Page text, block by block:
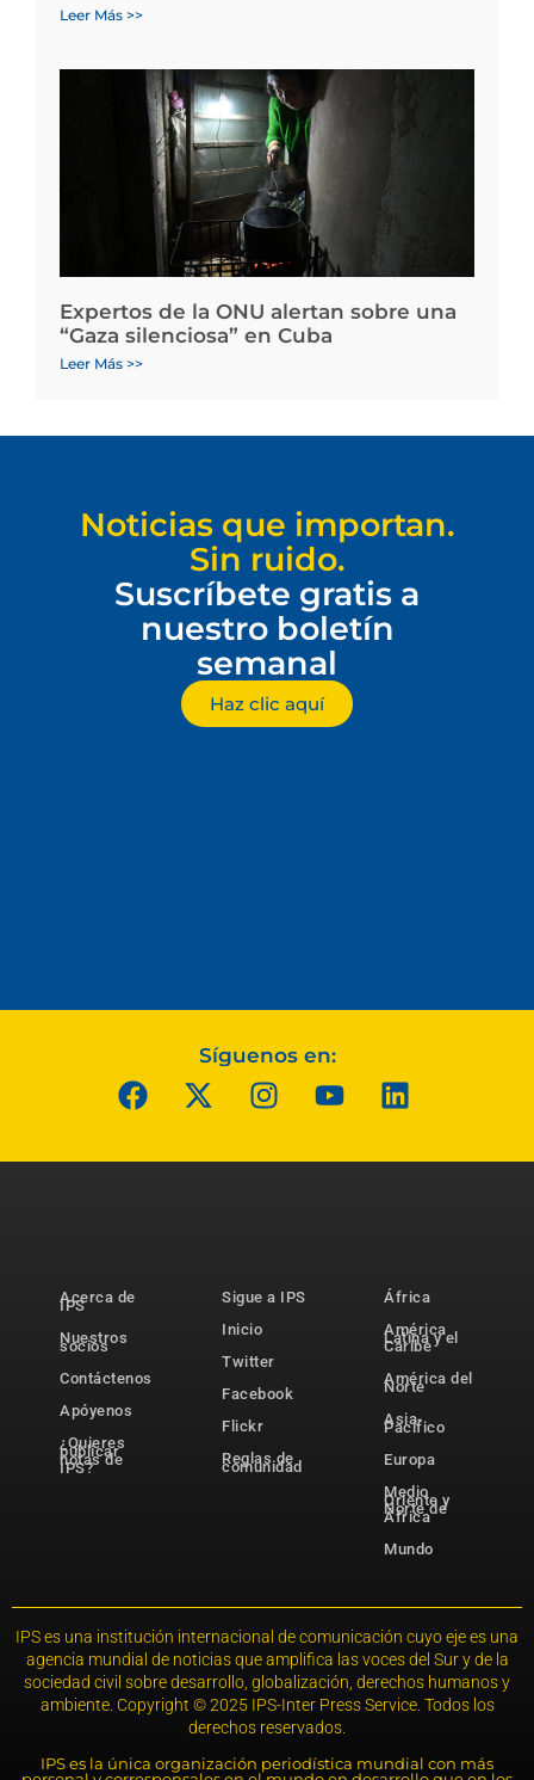
Leer Más >>
Expertos de la ONU alertan sobre una
“Gaza silenciosa” en Cuba
Leer Más >>
Noticias que importan.
Sin ruido.
Suscríbete gratis a
nuestro boletín
semanal
Haz clic aquí
Síguenos en:
Acerca de
IPS
Nuestros
socios
Contáctenos
Apóyenos
¿Quieres
publicar
notas de
IPS?
Sigue a IPS
Inicio
Twitter
Facebook
Flickr
Reglas de
comunidad
África
América
Latina y el
Caribe
América del
Norte
Asia-
Pacífico
Europa
Medio
Oriente y
Norte de
África
Mundo
IPS es una institución internacional de comunicación cuyo eje es una
agencia mundial de noticias que amplifica las voces del Sur y de la
sociedad civil sobre desarrollo, globalización, derechos humanos y
ambiente. Copyright © 2025 IPS-Inter Press Service. Todos los
derechos reservados.
IPS es la única organización periodística mundial con más